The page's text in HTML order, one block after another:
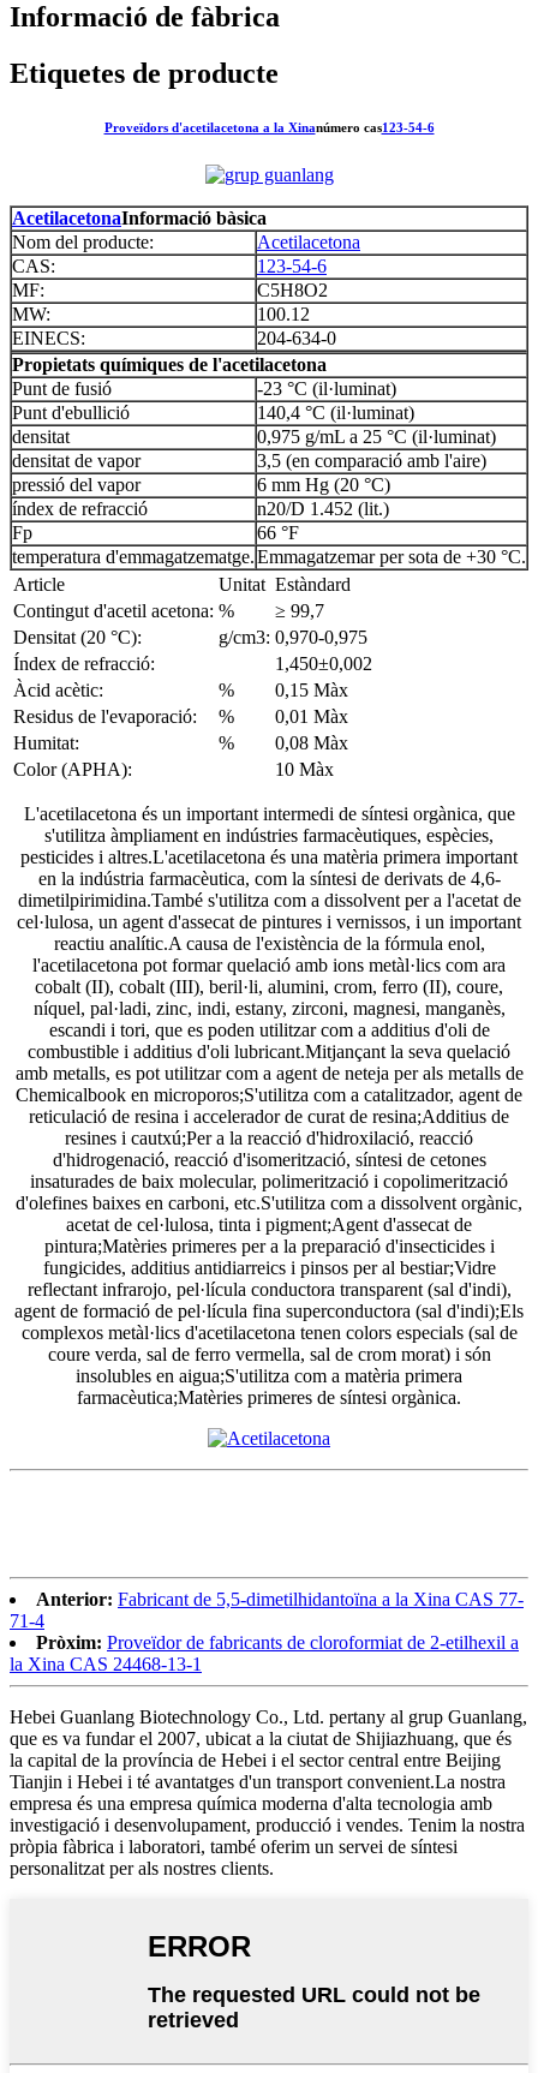
Informació de fàbrica
Etiquetes de producte
Proveïdors d'acetilacetona a la Xinanúmero cas123-54-6
AcetilacetonaInformació bàsica
Nom del producte:
Acetilacetona
CAS:
123-54-6
MF:
C5H8O2
MW:
100.12
EINECS:
204-634-0
Propietats químiques de l'acetilacetona
Punt de fusió
-23 °C (il·luminat)
Punt d'ebullició
140,4 °C (il·luminat)
densitat
0,975 g/mL a 25 °C (il·luminat)
densitat de vapor
3,5 (en comparació amb l'aire)
pressió del vapor
6 mm Hg (20 °C)
índex de refracció
n20/D 1.452 (lit.)
Fp
66 °F
temperatura d'emmagatzematge.Emmagatzemar per sota de +30 °C.
Article
Unitat Estàndard
Contingut d'acetil acetona: %
≥ 99,7
Densitat (20 °C):
g/cm3: 0,970-0,975
Índex de refracció:
1,450±0,002
Àcid acètic:
%
0,15 Màx
Residus de l'evaporació:
%
0,01 Màx
Humitat:
%
0,08 Màx
Color (APHA):
10 Màx
L'acetilacetona és un important intermedi de síntesi orgànica, que
s'utilitza àmpliament en indústries farmacèutiques, espècies,
pesticides i altres.L'acetilacetona és una matèria primera important
en la indústria farmacèutica, com la síntesi de derivats de 4,6-
dimetilpirimidina.També s'utilitza com a dissolvent per a l'acetat de
cel·lulosa, un agent d'assecat de pintures i vernissos, i un important
reactiu analític.A causa de l'existència de la fórmula enol,
l'acetilacetona pot formar quelació amb ions metàl·lics com ara
cobalt (II), cobalt (III), beril·li, alumini, crom, ferro (II), coure,
níquel, pal·ladi, zinc, indi, estany, zirconi, magnesi, manganès,
escandi i tori, que es poden utilitzar com a additius d'oli de
combustible i additius d'oli lubricant.Mitjançant la seva quelació
amb metalls, es pot utilitzar com a agent de neteja per als metalls de
Chemicalbook en microporos;S'utilitza com a catalitzador, agent de
reticulació de resina i accelerador de curat de resina;Additius de
resines i cautxú;Per a la reacció d'hidroxilació, reacció
d'hidrogenació, reacció d'isomerització, síntesi de cetones
insaturades de baix molecular, polimerització i copolimerització
d'olefines baixes en carboni, etc.S'utilitza com a dissolvent orgànic,
acetat de cel·lulosa, tinta i pigment;Agent d'assecat de
pintura;Matèries primeres per a la preparació d'insecticides i
fungicides, additius antidiarreics i pinsos per al bestiar;Vidre
reflectant infrarojo, pel·lícula conductora transparent (sal d'indi),
agent de formació de pel·lícula fina superconductora (sal d'indi);Els
complexos metàl·lics d'acetilacetona tenen colors especials (sal de
coure verda, sal de ferro vermella, sal de crom morat) i són
insolubles en aigua;S'utilitza com a matèria primera
farmacèutica;Matèries primeres de síntesi orgànica.
Anterior: Fabricant de 5,5-dimetilhidantoïna a la Xina CAS 77-
71-4
Pròxim: Proveïdor de fabricants de cloroformiat de 2-etilhexil a
la Xina CAS 24468-13-1
Hebei Guanlang Biotechnology Co., Ltd. pertany al grup Guanlang,
que es va fundar el 2007, ubicat a la ciutat de Shijiazhuang, que és
la capital de la província de Hebei i el sector central entre Beijing
Tianjin i Hebei i té avantatges d'un transport convenient.La nostra
empresa és una empresa química moderna d'alta tecnologia amb
investigació i desenvolupament, producció i vendes. Tenim la nostra
pròpia fàbrica i laboratori, també oferim un servei de síntesi
personalitzat per als nostres clients.